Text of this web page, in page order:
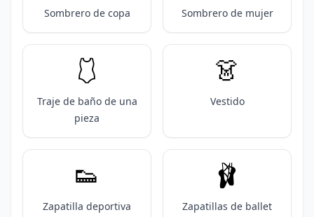
Sombrero de copa Sombrero de mujer
🩱
Traje de baño de una
pieza
👗
Vestido
👟
Zapatilla deportiva
🩰
Zapatillas de ballet